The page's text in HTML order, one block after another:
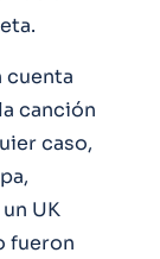
cuenta
canción
caso,
UK
fueron